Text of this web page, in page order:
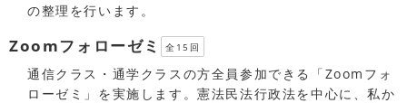
の整理を行います。
Zoomフォローゼミ 全15回
通信クラス・通学クラスの方全員参加できる「Zoomフォ
ローゼミ」を実施します。憲法民法行政法を中心に、私か